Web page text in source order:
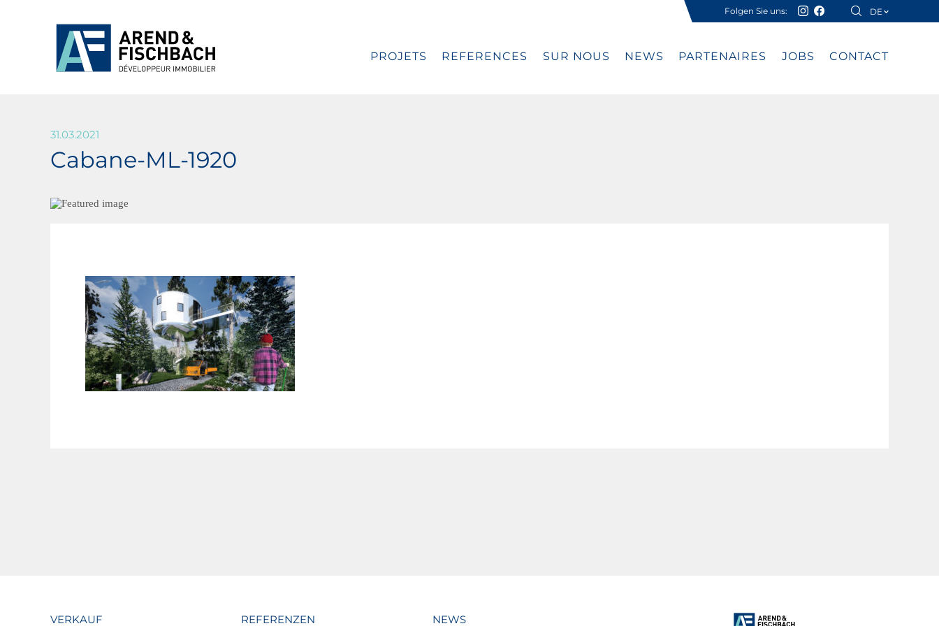
Folgen Sie uns:
DE
PROJETS REFERENCES SUR NOUS NEWS PARTENAIRES JOBS CONTACT
31.03.2021
Cabane-ML-1920
VERKAUF REFERENZEN NEWS